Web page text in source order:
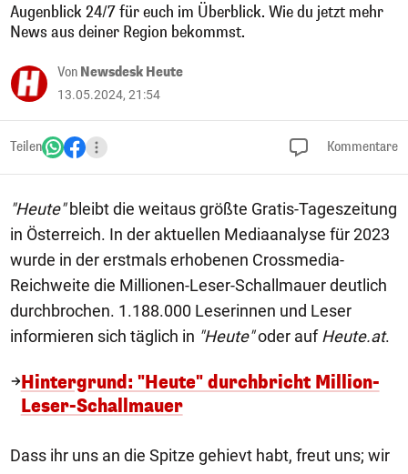
Augenblick 24/7 für euch im Überblick. Wie du jetzt mehr
News aus deiner Region bekommst.
Von Newsdesk Heute
13.05.2024, 21:54
Teilen Kommentare
"Heute"bleibt die weitaus größte Gratis-Tageszeitung
in Österreich. In der aktuellen Mediaanalyse für 2023
wurde in der erstmals erhobenen Crossmedia-
Reichweite die Millionen-Leser-Schallmauer deutlich
durchbrochen. 1.188.000 Leserinnen und Leser
informieren sich täglich in "Heute"oder aufHeute.at.
Hintergrund: "Heute" durchbricht Million-
Leser-Schallmauer
Dass ihr uns an die Spitze gehievt habt, freut uns; wir